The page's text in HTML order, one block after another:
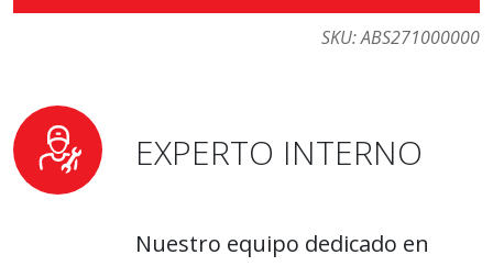
SKU:ABS271000000
EXPERTO INTERNO
Nuestro equipo dedicado en